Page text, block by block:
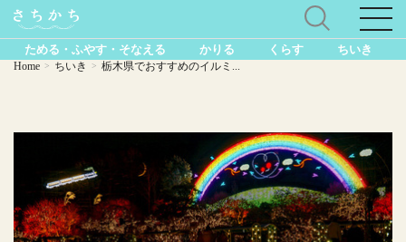
ためる・ふやす・そなえる かりる くらす ちいき
Home > ちいき > 栃木県でおすすめのイルミ...